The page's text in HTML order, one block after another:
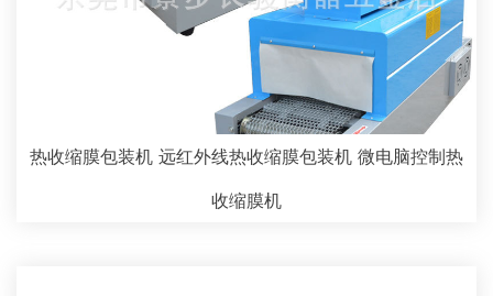
热收缩膜包装机 远红外线热收缩膜包装机 微电脑控制热
收缩膜机